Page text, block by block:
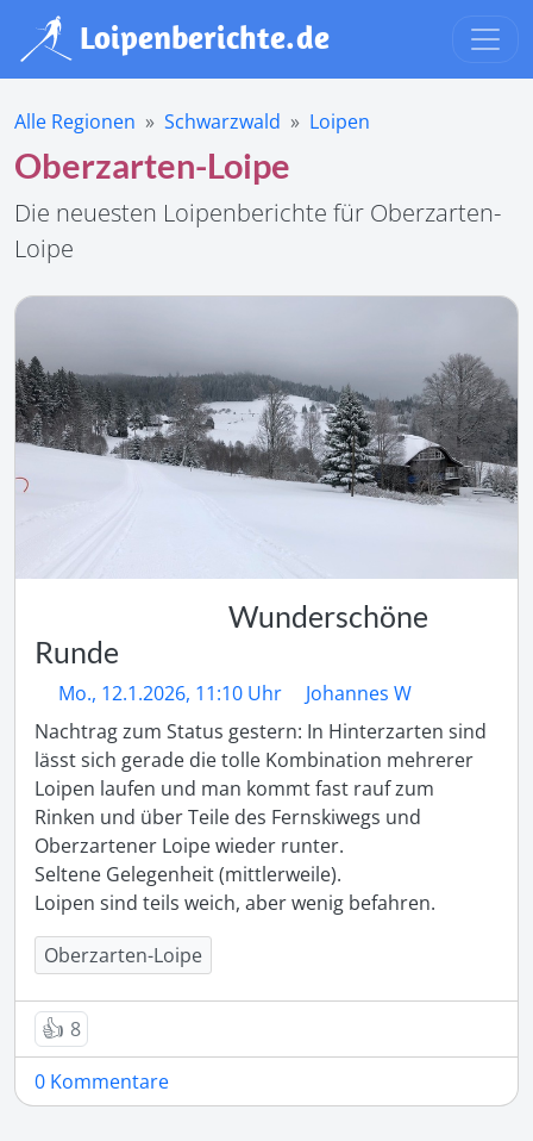
Alle Regionen Schwarzwald Loipen
Oberzarten-Loipe
Die neuesten Loipenberichte für Oberzarten-
Loipe
Wunderschöne
Runde
Mo., 12.1.2026, 11:10 Uhr
Johannes W
Nachtrag zum Status gestern: In Hinterzarten sind
lässt sich gerade die tolle Kombination mehrerer
Loipen laufen und man kommt fast rauf zum
Rinken und über Teile des Fernskiwegs und
Oberzartener Loipe wieder runter.
Seltene Gelegenheit (mittlerweile).
Loipen sind teils weich, aber wenig befahren.
Oberzarten-Loipe
👍 8
0 Kommentare